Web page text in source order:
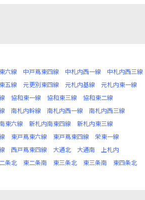
六線 中戸蔦東四線 中札内西一線
中札内西三線
五線 元更別東四線 元札内基線
元札内東一線
協和東一線 協和東三線
協和東二線
南札内幹線 南札内西一線
南札内西三線
東六線 新札内南東四線
新札内東三線
東戸蔦東六線 東戸蔦東四線
栄東一線
西戸蔦東四線 大通北 大通南
上札内
条北 東二条南 東三条北 東三条南
東四条北